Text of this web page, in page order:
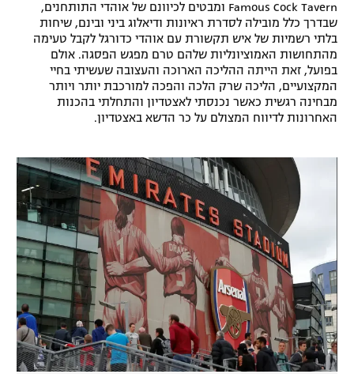
רשיון להקרנה פומבית לבית עסק
הצטרפות לחבילת הערוצים
לוח דרושים – ג'ובנט
המגזין
Famous Cock Tavern ומבטים לכיוונם של אוהדי התותחנים,
שבדרך כלל מובילה לסדרת ראיונות ודיאלוג ביני ובינם, שיחות
בלתי רשמיות של איש תקשורת עם אוהדי כדורגל לקבל טעימה
מהתחושות האמוציונליות שלהם טרם מפגש הפסגה. אולם
בפועל, זאת הייתה ההליכה הארוכה והעצובה שעשיתי בחיי
המקצועיים, הליכה שרק הלכה והפכה למורכבת יותר ויותר
מבחינה רגשית כאשר נכנסתי לאצטדיון והתחלתי בהכנות
האחרונות לדיווח המצולם על כר הדשא באצטדיון.